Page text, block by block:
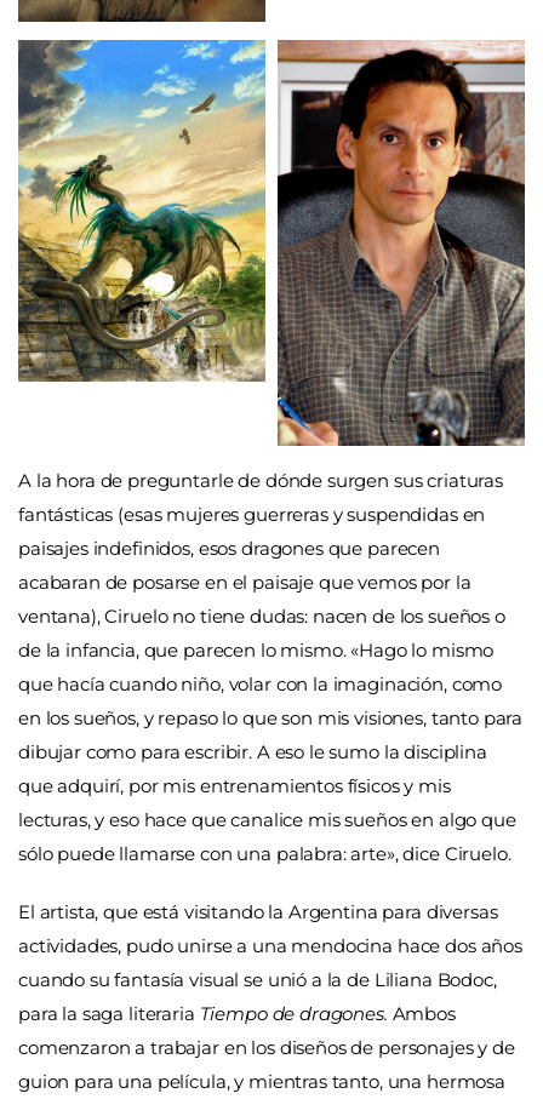
A la hora de preguntarle de dónde surgen sus criaturas
fantásticas (esas mujeres guerreras y suspendidas en
paisajes indefinidos, esos dragones que parecen
acabaran de posarse en el paisaje que vemos por la
ventana), Ciruelo no tiene dudas: nacen de los sueños o
de la infancia, que parecen lo mismo. «Hago lo mismo
que hacía cuando niño, volar con la imaginación, como
en los sueños, y repaso lo que son mis visiones, tanto para
dibujar como para escribir. A eso le sumo la disciplina
que adquirí, por mis entrenamientos físicos y mis
lecturas, y eso hace que canalice mis sueños en algo que
sólo puede llamarse con una palabra: arte», dice Ciruelo.
El artista, que está visitando la Argentina para diversas
actividades, pudo unirse a una mendocina hace dos años
cuando su fantasía visual se unió a la de Liliana Bodoc,
para la saga literaria Tiempo de dragones. Ambos
comenzaron a trabajar en los diseños de personajes y de
guion para una película, y mientras tanto, una hermosa